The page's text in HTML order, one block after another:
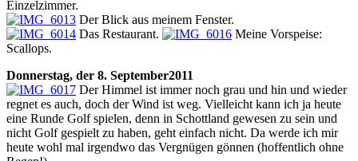
Einzelzimmer.
Der Blick aus meinem Fenster.
Das Restaurant.
Meine Vorspeise:
Scallops.
Donnerstag, der 8. September2011
Der Himmel ist immer noch grau und hin und wieder
regnet es auch, doch der Wind ist weg. Vielleicht kann ich ja heute
eine Runde Golf spielen, denn in Schottland gewesen zu sein und
nicht Golf gespielt zu haben, geht einfach nicht. Da werde ich mir
heute wohl mal irgendwo das Vergnügen gönnen (hoffentlich ohne